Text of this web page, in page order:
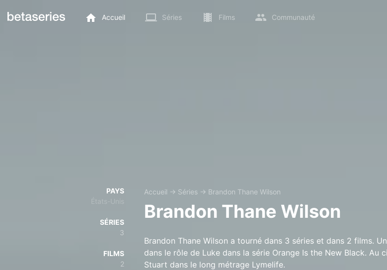
Accueil Séries Films Communauté
PAYS
États-Unis
SÉRIES
3
FILMS
2
Accueil → Séries → Brandon Thane Wilson
Brandon Thane Wilson
Brandon Thane Wilson a tourné dans 3 séries et dans 2 films.
dans le rôle de Luke dans la série Orange Is the New Black. Au
Stuart dans le long métrage Lymelife.